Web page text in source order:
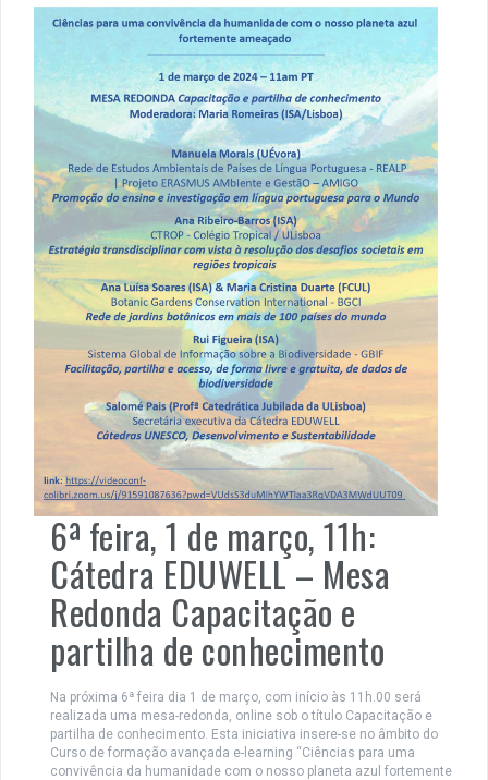
6ª feira, 1 de março, 11h:
Cátedra EDUWELL – Mesa
Redonda Capacitação e
partilha de conhecimento
Na próxima 6ª feira dia 1 de março, com início às 11h.00 será
realizada uma mesa-redonda, online sob o título Capacitação e
partilha de conhecimento. Esta iniciativa insere-se no âmbito do
Curso de formação avançada e-learning “Ciências para uma
convivência da humanidade com o nosso planeta azul fortemente